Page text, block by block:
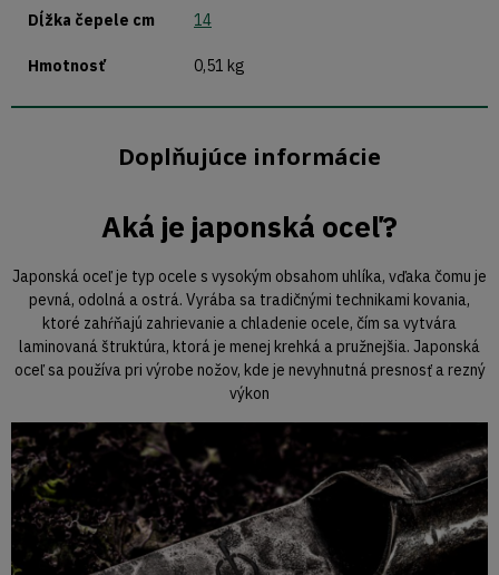
Dĺžka čepele cm 14
Hmotnosť 0,51 kg
Doplňujúce informácie
Aká je japonská oceľ?
Japonská oceľ je typ ocele s vysokým obsahom uhlíka, vďaka čomu je
pevná, odolná a ostrá. Vyrába sa tradičnými technikami kovania,
ktoré zahŕňajú zahrievanie a chladenie ocele, čím sa vytvára
laminovaná štruktúra, ktorá je menej krehká a pružnejšia. Japonská
oceľ sa používa pri výrobe nožov, kde je nevyhnutná presnosť a rezný
výkon